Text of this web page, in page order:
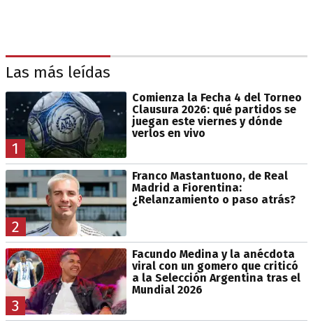
Las más leídas
1
Comienza la Fecha 4 del Torneo
Clausura 2026: qué partidos se
juegan este viernes y dónde
verlos en vivo
2
Franco Mastantuono, de Real
Madrid a Fiorentina:
¿Relanzamiento o paso atrás?
3
Facundo Medina y la anécdota
viral con un gomero que criticó
a la Selección Argentina tras el
Mundial 2026